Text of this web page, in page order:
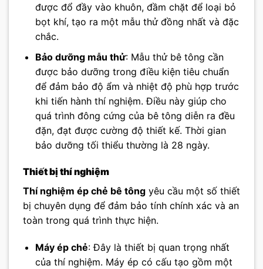
được đổ đầy vào khuôn, đầm chặt để loại bỏ
bọt khí, tạo ra một mẫu thử đồng nhất và đặc
chắc.
Bảo dưỡng mẫu thử: Mẫu thử bê tông cần
được bảo dưỡng trong điều kiện tiêu chuẩn
để đảm bảo độ ẩm và nhiệt độ phù hợp trước
khi tiến hành thí nghiệm. Điều này giúp cho
quá trình đông cứng của bê tông diễn ra đều
đặn, đạt được cường độ thiết kế. Thời gian
bảo dưỡng tối thiểu thường là 28 ngày.
Thiết bị thí nghiệm
Thí nghiệm ép chẻ bê tông yêu cầu một số thiết
bị chuyên dụng để đảm bảo tính chính xác và an
toàn trong quá trình thực hiện.
Máy ép chẻ: Đây là thiết bị quan trọng nhất
của thí nghiệm. Máy ép có cấu tạo gồm một